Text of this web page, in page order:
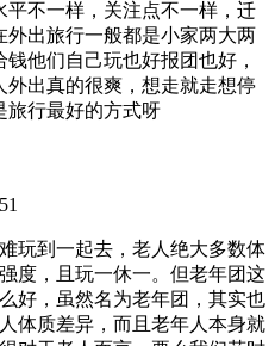
平不一样，关注点不一样，迁
外出旅行一般都是小家两大两
他们自己玩也好报团也好，
外出真的很爽，想走就走想停
旅行最好的方式呀
玩到一起去，老人绝大多数体
度，且玩一休一。但老年团这
好，虽然名为老年团，其实也
体质差异，而且老年人本身就